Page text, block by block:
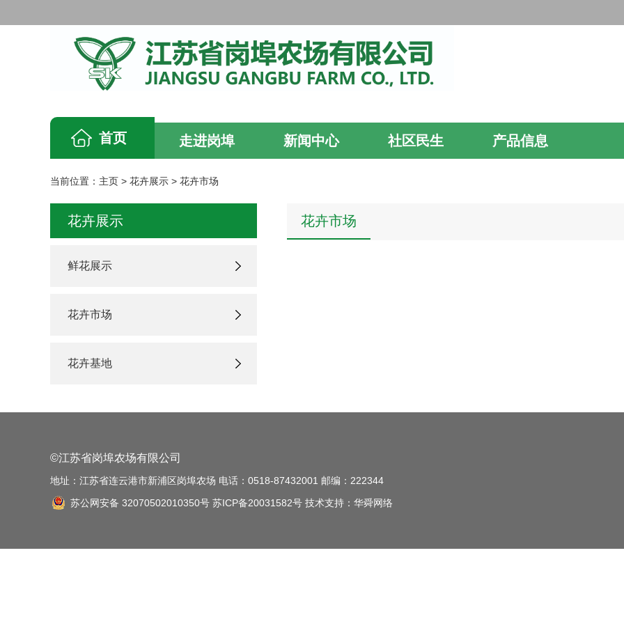
首页 走进岗埠 新闻中心 社区民生 产品信息
当前位置： 主页 > 花卉展示 > 花卉市场
花卉展示
鲜花展示
花卉市场
花卉基地
花卉市场
©江苏省岗埠农场有限公司
地址：江苏省连云港市新浦区岗埠农场 电话：0518-87432001 邮编：222344
苏公网安备 32070502010350号 苏ICP备20031582号 技术支持：华舜网络